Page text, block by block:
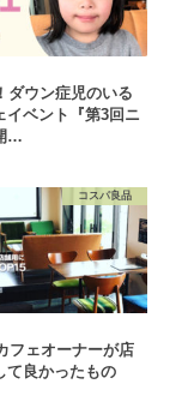
ダウン症児のいる
イベント『第3回ニ
…
コスパ良品
フェオーナーが店
て良かったもの